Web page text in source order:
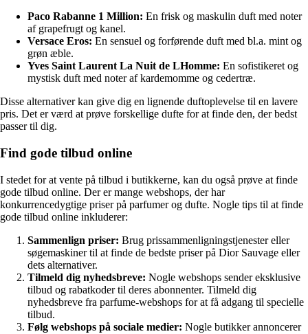
Paco Rabanne 1 Million: En frisk og maskulin duft med noter
af grapefrugt og kanel.
Versace Eros: En sensuel og forførende duft med bl.a. mint og
grøn æble.
Yves Saint Laurent La Nuit de LHomme: En sofistikeret og
mystisk duft med noter af kardemomme og cedertræ.
Disse alternativer kan give dig en lignende duftoplevelse til en lavere
pris. Det er værd at prøve forskellige dufte for at finde den, der bedst
passer til dig.
Find gode tilbud online
I stedet for at vente på tilbud i butikkerne, kan du også prøve at finde
gode tilbud online. Der er mange webshops, der har
konkurrencedygtige priser på parfumer og dufte. Nogle tips til at finde
gode tilbud online inkluderer:
Sammenlign priser: Brug prissammenligningstjenester eller
søgemaskiner til at finde de bedste priser på Dior Sauvage eller
dets alternativer.
Tilmeld dig nyhedsbreve: Nogle webshops sender eksklusive
tilbud og rabatkoder til deres abonnenter. Tilmeld dig
nyhedsbreve fra parfume-webshops for at få adgang til specielle
tilbud.
Følg webshops på sociale medier: Nogle butikker annoncerer